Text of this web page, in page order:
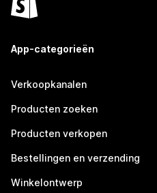
App-categorieën
Verkoopkanalen
Producten zoeken
Producten verkopen
Bestellingen en verzending
Winkelontwerp